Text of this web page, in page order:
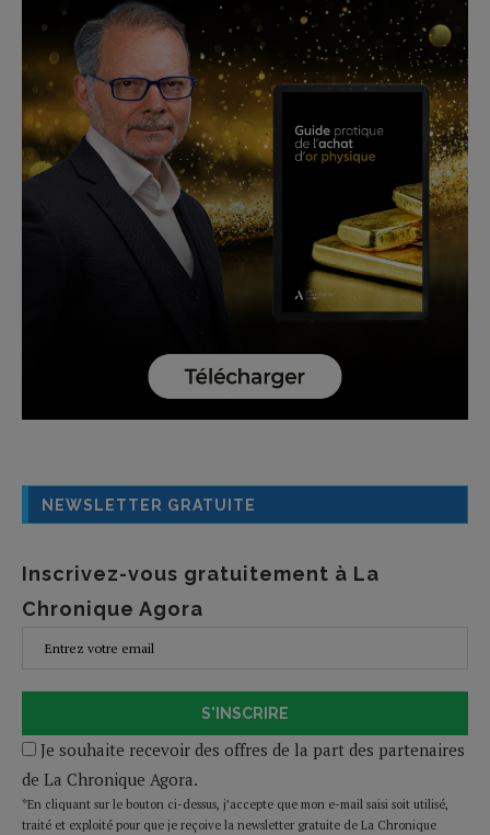
NEWSLETTER GRATUITE
Inscrivez-vous gratuitement à La
Chronique Agora
S'INSCRIRE
Je souhaite recevoir des offres de la part des partenaires
de La Chronique Agora.
*En cliquant sur le bouton ci-dessus, j’accepte que mon e-mail saisi soit utilisé,
traité et exploité pour que je reçoive la newsletter gratuite de La Chronique